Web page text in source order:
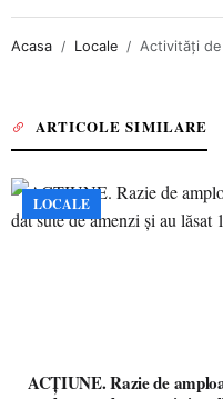
Acasa Locale Activități de
ARTICOLE SIMILARE
LOCALE
ACȚIUNE. Razie de